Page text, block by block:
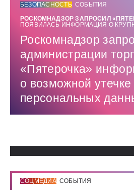
БЕЗОПАСНОСТЬ СОБЫТИЯ
РОСКОМНАДЗОР ЗАПРОСИЛ
ПОЯВИЛАСЬ ИНФОРМАЦИЯ О
Роскомнадзор
администрации
«Пятерочка»
о возможной утечке
персональных
СОЦМЕДИА СОБЫТИЯ